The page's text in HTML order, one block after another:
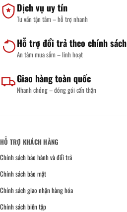
Dịch vụ uy tín
Tư vấn tận tâm – hỗ trợ nhanh
Hỗ trợ đổi trả theo chính sách
An tâm mua sắm – linh hoạt
Giao hàng toàn quốc
Nhanh chóng – đóng gói cẩn thận
HỖ TRỢ KHÁCH HÀNG
Chính sách bảo hành và đổi trả
Chính sách bảo mật
Chính sách giao nhận hàng hóa
Chính sách biên tập